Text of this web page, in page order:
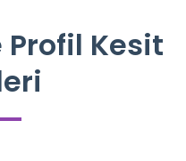
Kesit